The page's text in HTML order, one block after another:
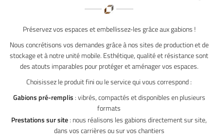
Préservez vos espaces et embellissez-les grâce aux gabions !
Nous concrétisons vos demandes grâce à nos sites de production et de
stockage et à notre unité mobile. Esthétique, qualité et résistance sont
des atouts imparables pour protéger et aménager vos espaces.
Choisissez le produit fini ou le service qui vous correspond :
Gabions pré-remplis : vibrés, compactés et disponibles en plusieurs
formats
Prestations sur site: nous réalisons les gabions directement sur site,
dans vos carrières ou sur vos chantiers